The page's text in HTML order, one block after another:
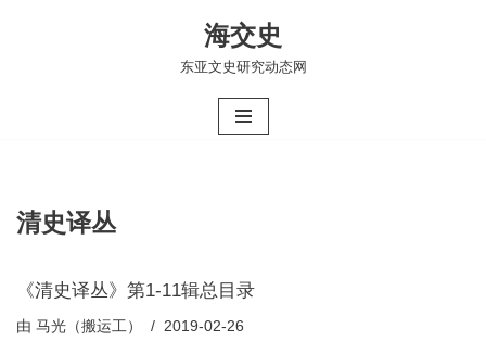
海交史
东亚文史研究动态网
清史译丛
《清史译丛》第1-11辑总目录
由 马光（搬运工） 2019-02-26